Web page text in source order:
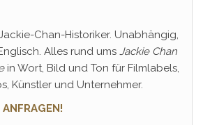
Chan-Historiker. Unabhängig,
Alles rund ums Jackie Chan
in Wort, Bild und Ton für Filmlabels,
Künstler und Unternehmer.